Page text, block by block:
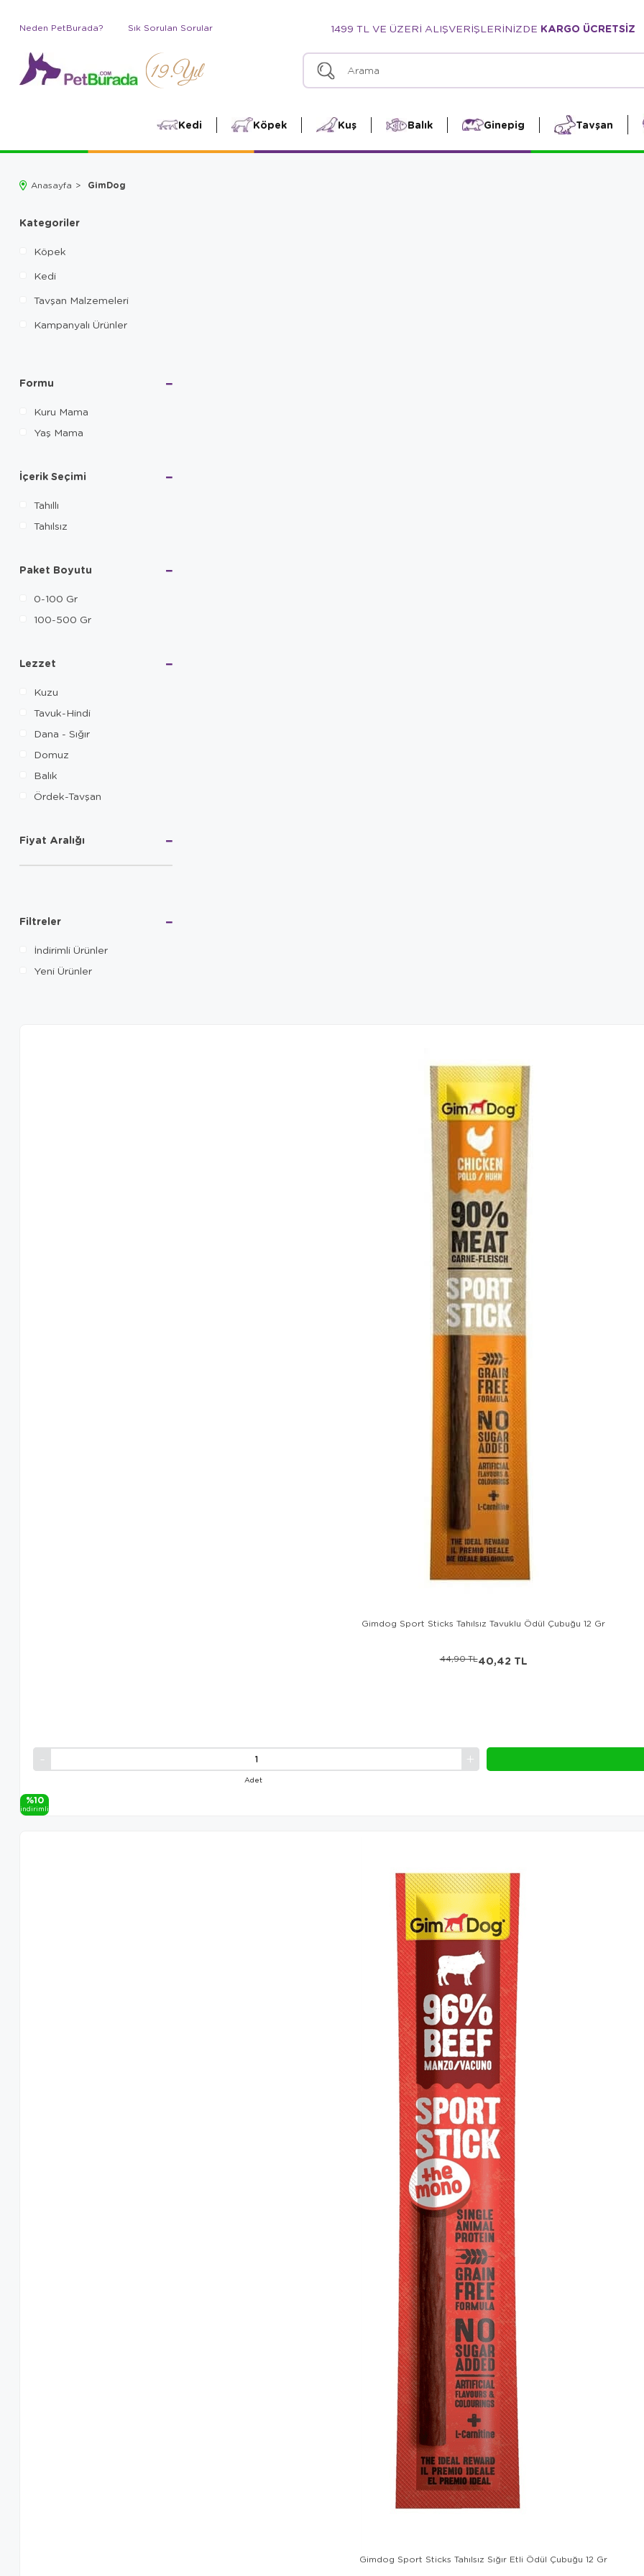
Neden PetBurada? Sık Sorulan Sorular 1499 TL VE ÜZERİ ALIŞVERİŞLERİNİZDE KARGO ÜCRETSİZ
Kedi Köpek Kuş Balık Ginepig Tavşan
Anasayfa GimDog
Kategoriler
Köpek
Kedi
Tavşan Malzemeleri
Kampanyalı Ürünler
Formu
Kuru Mama
Yaş Mama
İçerik Seçimi
Tahıllı
Tahılsız
Paket Boyutu
0-100 Gr
100-500 Gr
Lezzet
Kuzu
Tavuk-Hindi
Dana - Sığır
Domuz
Balık
Ördek-Tavşan
Fiyat Aralığı
Filtreler
İndirimli Ürünler
Yeni Ürünler
Gimdog Sport Sticks Tahılsız Tavuklu Ödül Çubuğu 12 Gr
Adet
40,42 TL
44,90 TL
%10
i̇ndi̇ri̇mli̇
Gimdog Sport Sticks Tahılsız Sığır Etli Ödül Çubuğu 12 Gr